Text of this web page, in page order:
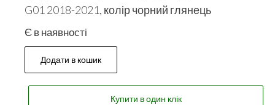
G01 2018-2021, колір чорний глянець
Є в наявності
Додати в кошик
Купити в один клік